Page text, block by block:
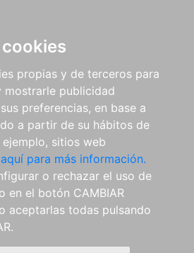
propias y de terceros para
mostrarle publicidad
preferencias, en base a
a partir de su hábitos de
sitios web
para más información.
o rechazar el uso de
en el botón CAMBIAR
o aceptarlas todas pulsando